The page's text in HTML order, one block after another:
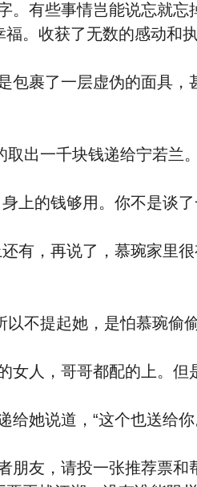
些事情岂能说忘就忘
。收获了无数的感动和
了一层虚伪的面具，
出一千块钱递给宁若兰。
的钱够用。你不是谈了
，再说了，慕琬家里
提起她，是怕慕琬偷偷
，哥哥都配的上。但
说道，“这个也送给你
，请投一张推荐票和